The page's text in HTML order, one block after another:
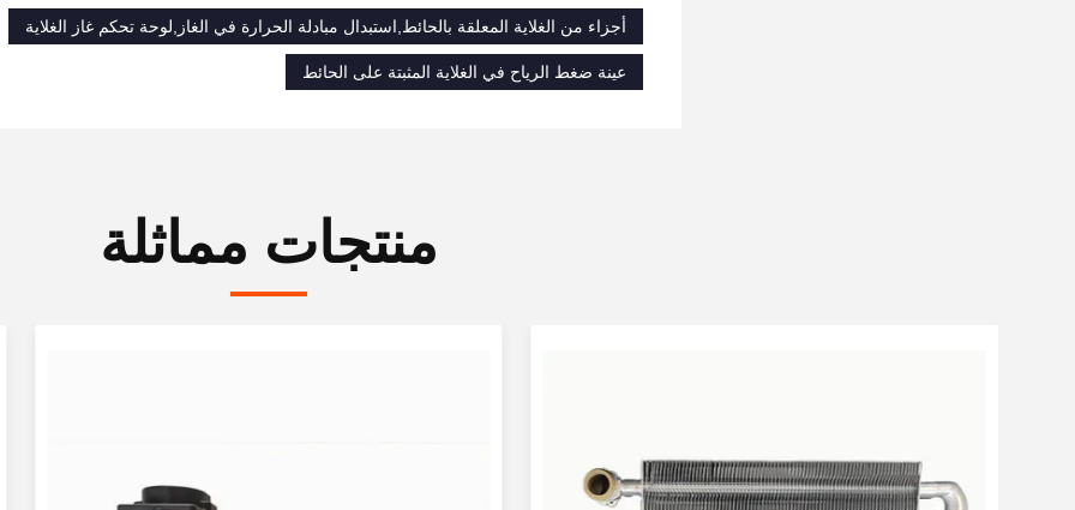
أجزاء من الغلاية المعلقة بالحائط,استبدال مبادلة الحرارة في الغاز,لوحة تحكم غاز الغلاية
عينة ضغط الرياح في الغلاية المثبتة على الحائط
منتجات مماثلة